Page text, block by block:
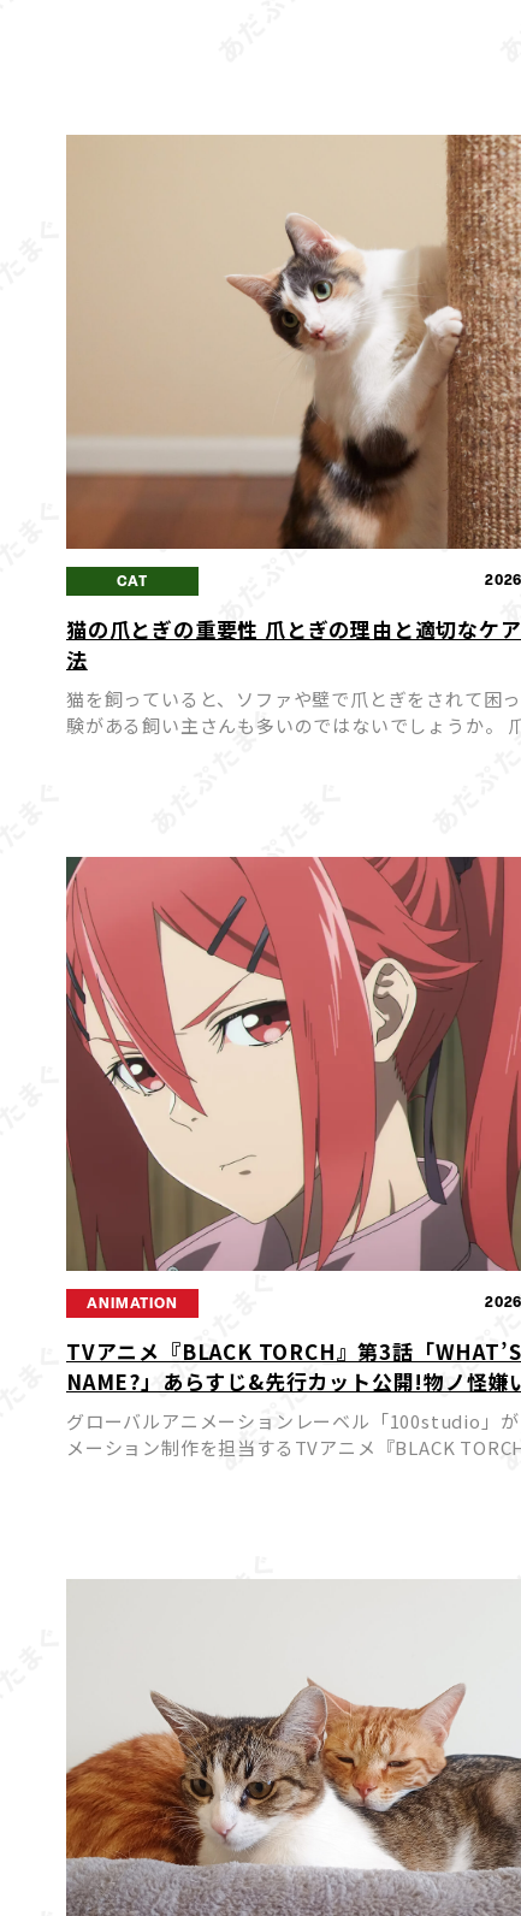
CAT
猫の爪とぎの重要性 爪とぎの理由と適切なケ
法
猫を飼っていると、ソファや壁で爪とぎをされて困
験がある飼い主さんも多いのではないでしょうか。
ANIMATION
TVアニメ『BLACK TORCH』第3話「
NAME?」あらすじ&先行カット公開!物ノ怪嫌
一華と弐郎・羅睺が一触即発!?
グローバルアニメーションレーベル「100studio」
メーション制作を担当するTVアニメ『BLACK